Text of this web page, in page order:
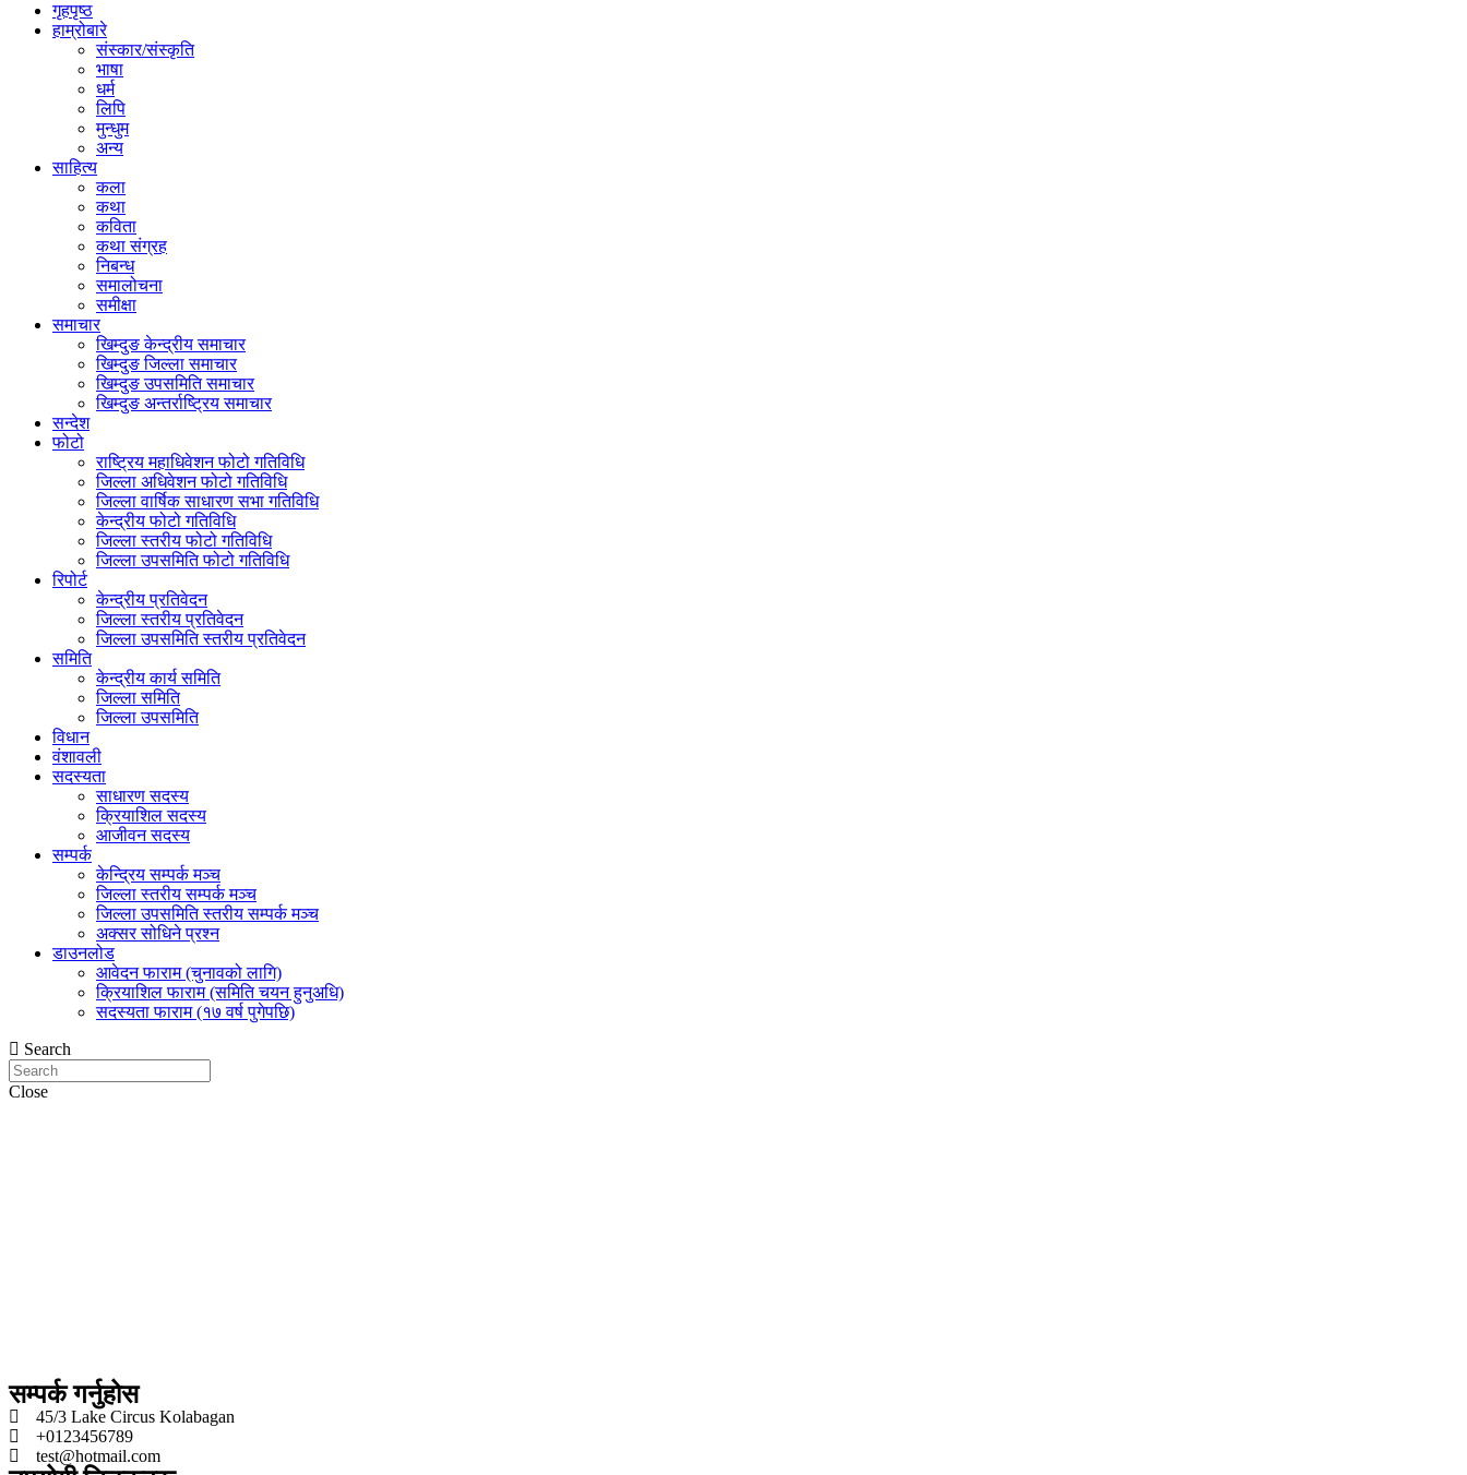
गृहपृष्ठ
हाम्रोबारे
संस्कार/संस्कृति
भाषा
धर्म
लिपि
मुन्धुम
अन्य
साहित्य
कला
कथा
कविता
कथा संग्रह
निबन्ध
समालोचना
समीक्षा
समाचार
खिम्दुङ केन्द्रीय समाचार
खिम्दुङ जिल्ला समाचार
खिम्दुङ उपसमिति समाचार
खिम्दुङ अन्तर्राष्ट्रिय समाचार
सन्देश
फोटो
राष्ट्रिय महाधिवेशन फोटो गतिविधि
जिल्ला अधिवेशन फोटो गतिविधि
जिल्ला वार्षिक साधारण सभा गतिविधि
केन्द्रीय फोटो गतिविधि
जिल्ला स्तरीय फोटो गतिविधि
जिल्ला उपसमिति फोटो गतिविधि
रिपोर्ट
केन्द्रीय प्रतिवेदन
जिल्ला स्तरीय प्रतिवेदन
जिल्ला उपसमिति स्तरीय प्रतिवेदन
समिति
केन्द्रीय कार्य समिति
जिल्ला समिति
जिल्ला उपसमिति
विधान
वंशावली
सदस्यता
साधारण सदस्य
क्रियाशिल सदस्य
आजीवन सदस्य
सम्पर्क
केन्द्रिय सम्पर्क मञ्च
जिल्ला स्तरीय सम्पर्क मञ्च
जिल्ला उपसमिति स्तरीय सम्पर्क मञ्च
अक्सर सोधिने प्रश्न
डाउनलोड
आवेदन फाराम (चुनावको लागि)
क्रियाशिल फाराम (समिति चयन हुनुअधि)
सदस्यता फाराम (१७ वर्ष पुगेपछि)
Search
Close
सम्पर्क गर्नुहोस
45/3 Lake Circus Kolabagan
+0123456789
test@hotmail.com